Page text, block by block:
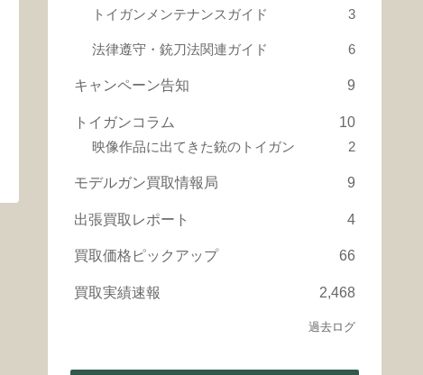
トイガンメンテナンスガイド 3
法律遵守・銃刀法関連ガイド 6
キャンペーン告知 9
トイガンコラム 10
映像作品に出てきた銃のトイガン 2
モデルガン買取情報局 9
出張買取レポート 4
買取価格ピックアップ 66
買取実績速報 2,468
過去ログ